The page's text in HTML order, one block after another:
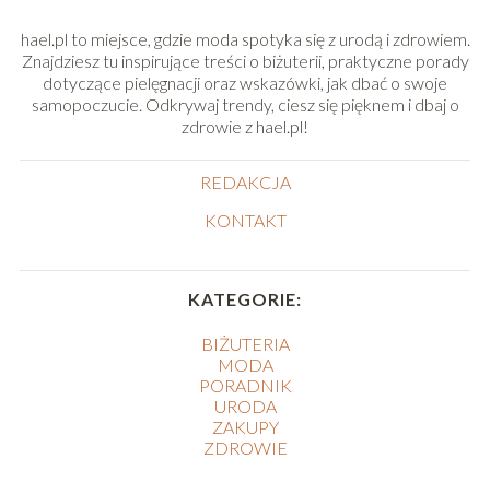
hael.pl to miejsce, gdzie moda spotyka się z urodą i zdrowiem.
Znajdziesz tu inspirujące treści o biżuterii, praktyczne porady
dotyczące pielęgnacji oraz wskazówki, jak dbać o swoje
samopoczucie. Odkrywaj trendy, ciesz się pięknem i dbaj o
zdrowie z hael.pl!
REDAKCJA
KONTAKT
KATEGORIE:
BIŻUTERIA
MODA
PORADNIK
URODA
ZAKUPY
ZDROWIE